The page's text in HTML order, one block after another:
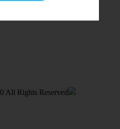
All Rights Reserved